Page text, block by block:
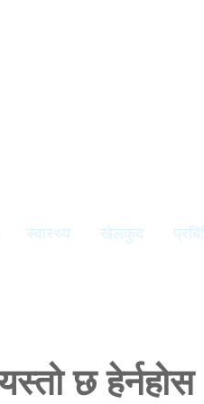
स्वास्थ्य खेलकुद
छ हेर्नहोस